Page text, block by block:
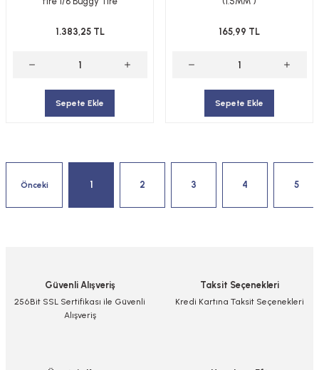
1.383,25 TL
Sepete Ekle
165,99 TL
Sepete Ekle
1 2 3 4 5
Güvenli Alışveriş
256Bit SSL Sertifikası ile Güvenli
Alışveriş
Taksit Seçenekleri
Kredi Kartına Taksit Seçenekleri